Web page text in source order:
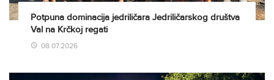
Potpuna dominacija jedriličara Jedriličarskog društva
Val na Krčkoj regati
08.07.2026